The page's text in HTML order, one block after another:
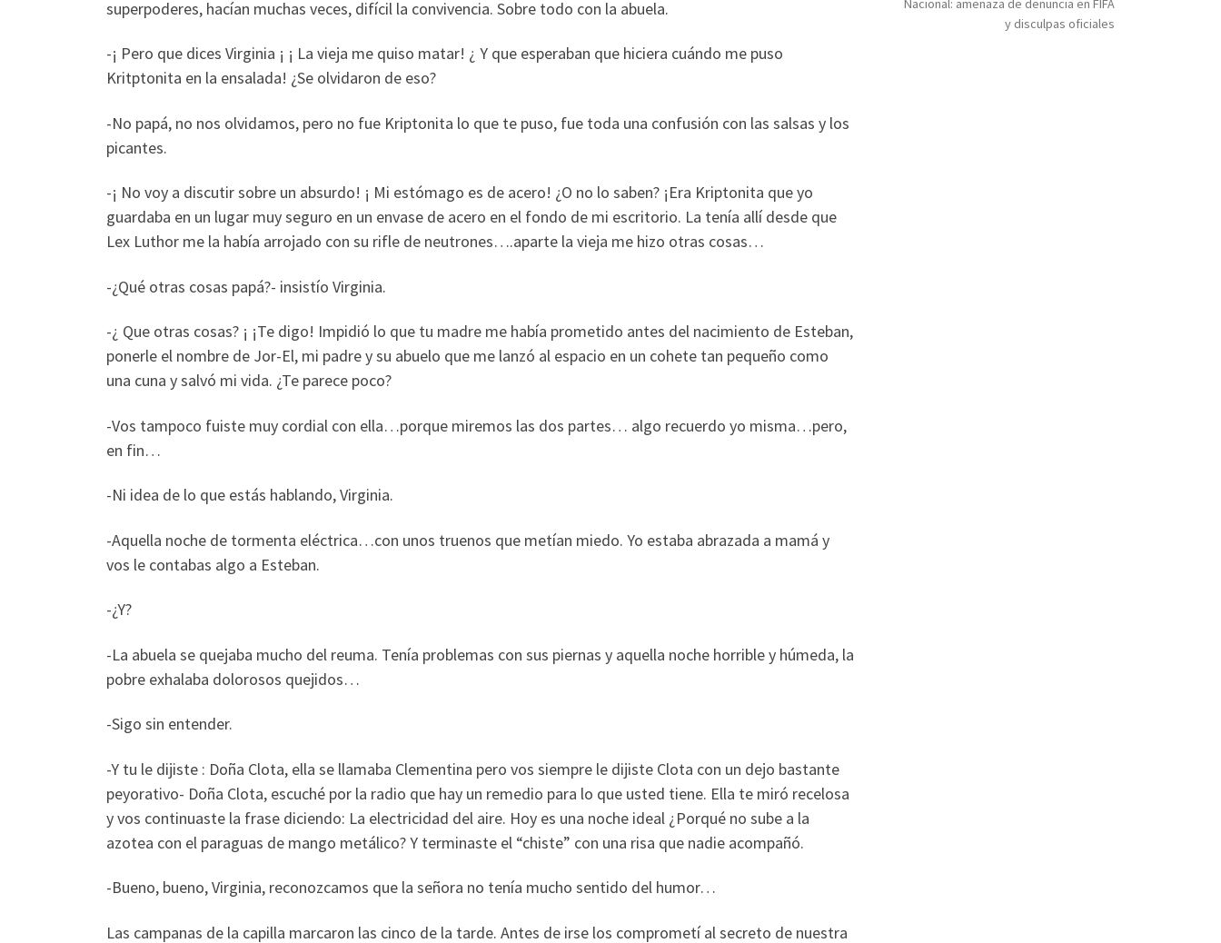
superpoderes, hacían muchas veces, difícil la convivencia. Sobre todo con la abuela.
-¡ Pero que dices Virginia ¡ ¡ La vieja me quiso matar! ¿ Y que esperaban que hiciera cuándo me puso
Kritptonita en la ensalada! ¿Se olvidaron de eso?
-No papá, no nos olvidamos, pero no fue Kriptonita lo que te puso, fue toda una confusión con las salsas y los
picantes.
-¡ No voy a discutir sobre un absurdo! ¡ Mi estómago es de acero! ¿O no lo saben? ¡Era Kriptonita que yo
guardaba en un lugar muy seguro en un envase de acero en el fondo de mi escritorio. La tenía allí desde que
Lex Luthor me la había arrojado con su rifle de neutrones….aparte la vieja me hizo otras cosas…
-¿Qué otras cosas papá?- insistío Virginia.
-¿ Que otras cosas? ¡ ¡Te digo! Impidió lo que tu madre me había prometido antes del nacimiento de Esteban,
ponerle el nombre de Jor-El, mi padre y su abuelo que me lanzó al espacio en un cohete tan pequeño como
una cuna y salvó mi vida. ¿Te parece poco?
-Vos tampoco fuiste muy cordial con ella…porque miremos las dos partes… algo recuerdo yo misma…pero,
en fin…
-Ni idea de lo que estás hablando, Virginia.
-Aquella noche de tormenta eléctrica…con unos truenos que metían miedo. Yo estaba abrazada a mamá y
vos le contabas algo a Esteban.
-¿Y?
-La abuela se quejaba mucho del reuma. Tenía problemas con sus piernas y aquella noche horrible y húmeda, la
pobre exhalaba dolorosos quejidos…
-Sigo sin entender.
-Y tu le dijiste : Doña Clota, ella se llamaba Clementina pero vos siempre le dijiste Clota con un dejo bastante
peyorativo- Doña Clota, escuché por la radio que hay un remedio para lo que usted tiene. Ella te miró recelosa
y vos continuaste la frase diciendo: La electricidad del aire. Hoy es una noche ideal ¿Porqué no sube a la
azotea con el paraguas de mango metálico? Y terminaste el “chiste” con una risa que nadie acompañó.
-Bueno, bueno, Virginia, reconozcamos que la señora no tenía mucho sentido del humor…
Las campanas de la capilla marcaron las cinco de la tarde. Antes de irse los comprometí al secreto de nuestra
Nacional: amenaza de denuncia en FIFA
y disculpas oficiales